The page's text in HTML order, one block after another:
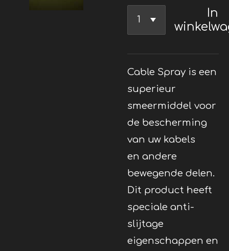
In
Cable Spray is een
superieur
smeermiddel voor
de bescherming
van uw kabels
en andere
bewegende delen.
Dit product heeft
speciale anti-
slijtage
eigenschappen en